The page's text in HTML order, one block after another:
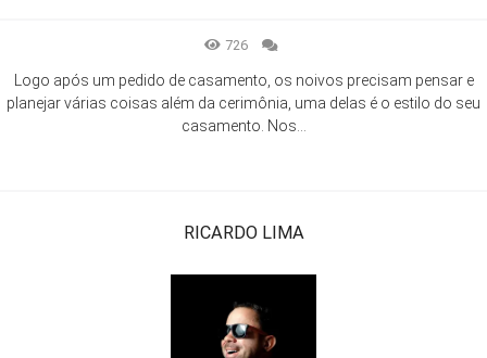
726
Logo após um pedido de casamento, os noivos precisam pensar e
planejar várias coisas além da cerimônia, uma delas é o estilo do seu
casamento. Nos...
RICARDO LIMA